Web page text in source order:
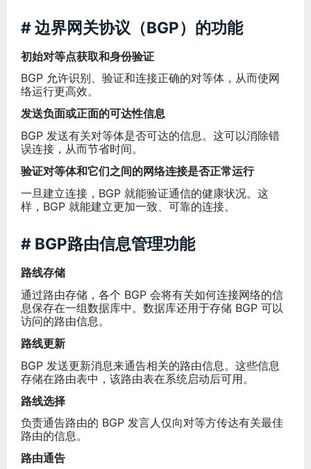
# 边界网关协议（BGP）的功能
初始对等点获取和身份验证
BGP 允许识别、验证和连接正确的对等体，从而使网
络运行更高效。
发送负面或正面的可达性信息
BGP 发送有关对等体是否可达的信息。这可以消除错
误连接，从而节省时间。
验证对等体和它们之间的网络连接是否正常运行
一旦建立连接，BGP 就能验证通信的健康状况。这
样，BGP 就能建立更加一致、可靠的连接。
# BGP路由信息管理功能
路线存储
通过路由存储，各个 BGP 会将有关如何连接网络的信
息保存在一组数据库中。数据库还用于存储 BGP 可以
访问的路由信息。
路线更新
BGP 发送更新消息来通告相关的路由信息。这些信息
存储在路由表中，该路由表在系统启动后可用。
路线选择
负责通告路由的 BGP 发言人仅向对等方传达有关最佳
路由的信息。
路由通告